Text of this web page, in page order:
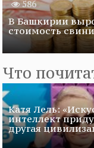
586
В Башкирии
стоимость
Что
Катя Лель:
интеллект
другая